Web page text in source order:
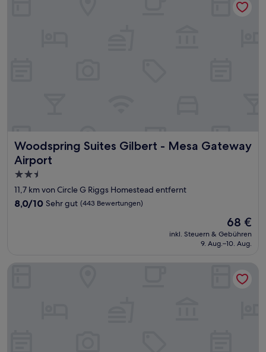
Woodspring Suites Gilbert - Mesa Gateway
Airport
Woodspring Suites Gilbert - Mesa Gateway Airport
2.5-
Sterne-
Unterkunft
11,7 km von Circle G Riggs Homestead entfernt
8.0
Bewertungen)
8,0/10 Sehr gut (443 Bewertungen)
Der
Preis
beträgt
68 €
inkl. Steuern & Gebühren
9. Aug.–10. Aug.